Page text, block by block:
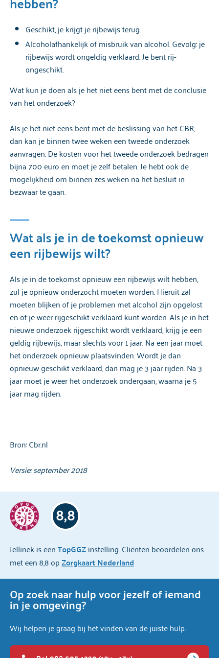
Geschikt, je krijgt je rijbewijs terug.
Alcoholafhankelijk of misbruik van alcohol. Gevolg: je
rijbewijs wordt ongeldig verklaard. Je bent rij-
ongeschikt.
Wat kun je doen als je het niet eens bent met de conclusie
van het onderzoek?
Als je het niet eens bent met de beslissing van het CBR,
dan kan je binnen twee weken een tweede onderzoek
aanvragen. De kosten voor het tweede onderzoek bedragen
bijna 700 euro en moet je zelf betalen. Je hebt ook de
mogelijkheid om binnen zes weken na het besluit in
bezwaar te gaan.
Wat als je in de toekomst opnieuw
een rijbewijs wilt?
Als je in de toekomst opnieuw een rijbewijs wilt hebben,
zul je opnieuw onderzocht moeten worden. Hieruit zal
moeten blijken of je problemen met alcohol zijn opgelost
en of je weer rijgeschikt verklaard kunt worden. Als je in het
nieuwe onderzoek rijgeschikt wordt verklaard, krijg je een
geldig rijbewijs, maar slechts voor 1 jaar. Na een jaar moet
het onderzoek opnieuw plaatsvinden. Wordt je dan
opnieuw geschikt verklaard, dan mag je 3 jaar rijden. Na 3
jaar moet je weer het onderzoek ondergaan, waarna je 5
jaar mag rijden.
Bron: Cbr.nl
Versie: september 2018
Jellinek is eenTopGGZinstelling. Cliënten beoordelen ons
met een 8,8 opZorgkaart Nederland
8,8
Op zoek naar hulp voor jezelf of iemand
in je omgeving?
Wij helpen je graag bij het vinden van de juiste hulp.